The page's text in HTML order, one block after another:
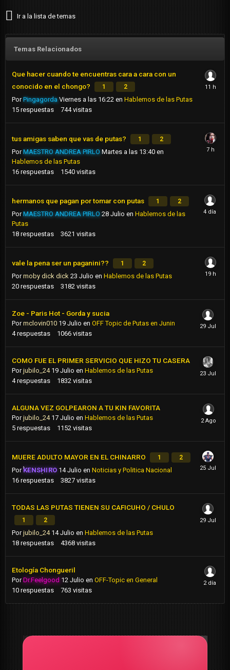
Ir a la lista de temas
Temas Relacionados
Que hacer cuando te encuentras cara a cara con un
conocido en el chongo?
1 2
PorPingagorda Viernes a las 16:22 en Hablemos de las Putas
15 respuestas 744 visitas
tus amigas saben que vas de putas? 1 2
PorMAESTRO ANDREA PIRLO Martes a las 13:40 en
Hablemos de las Putas
16 respuestas 1540 visitas
hermanos que pagan por tomar con putas 1 2
PorMAESTRO ANDREA PIRLO 28 Julio en Hablemos de las
Putas
18 respuestas 3621 visitas
vale la pena ser un paganini?? 1 2
Pormoby dick dick 23 Julio en Hablemos de las Putas
20 respuestas 3182 visitas
Zoe - Paris Hot - Gorda y sucia
Pormclovin010 19 Julio en OFF Topic de Putas en Junin
4 respuestas 1066 visitas
COMO FUE EL PRIMER SERVICIO QUE HIZO TU CASERA
Porjubilo_24 19 Julio en Hablemos de las Putas
4 respuestas 1832 visitas
ALGUNA VEZ GOLPEARON A TU KIN FAVORITA
Porjubilo_24 17 Julio en Hablemos de las Putas
5 respuestas 1152 visitas
MUERE ADULTO MAYOR EN EL CHINARRO 1 2
PorKENSHIRO 14 Julio enNoticias y Politica Nacional
16 respuestas 3827 visitas
TODAS LAS PUTAS TIENEN SU CAFICUHO / CHULO
1 2
Porjubilo_24 14 Julio en Hablemos de las Putas
18 respuestas 4368 visitas
Etología Chongueril
PorDr.Feelgood 12 Julio en OFF-Topic en General
10 respuestas 763 visitas